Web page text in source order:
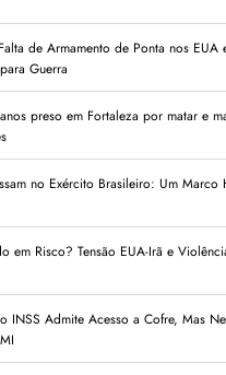
de Armamento de Ponta nos EUA
Guerra
preso em Fortaleza por matar e
no Exército Brasileiro: Um Marco
em Risco? Tensão EUA-Irã e
INSS Admite Acesso a Cofre, Mas